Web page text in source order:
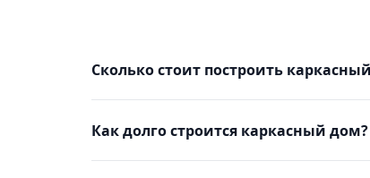
Сколько стоит построить
Как долго строится каркасный дом?